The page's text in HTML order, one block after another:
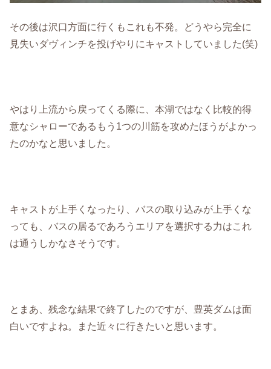
その後は沢口方面に行くもこれも不発。どうやら完全に
見失いダヴィンチを投げやりにキャストしていました(笑)
やはり上流から戻ってくる際に、本湖ではなく比較的得
意なシャローであるもう1つの川筋を攻めたほうがよかっ
たのかなと思いました。
キャストが上手くなったり、バスの取り込みが上手くな
っても、バスの居るであろうエリアを選択する力はこれ
は通うしかなさそうです。
とまあ、残念な結果で終了したのですが、豊英ダムは面
白いですよね。また近々に行きたいと思います。